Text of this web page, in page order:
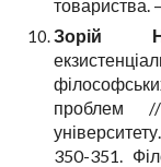
товариства.
Зорій
проблем //
350-351.